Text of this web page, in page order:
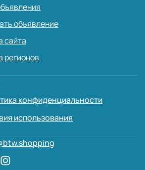
объявление
сайта
регионов
конфиденциальности
использования